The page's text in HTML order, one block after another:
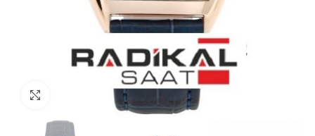
Görseli Büyütün